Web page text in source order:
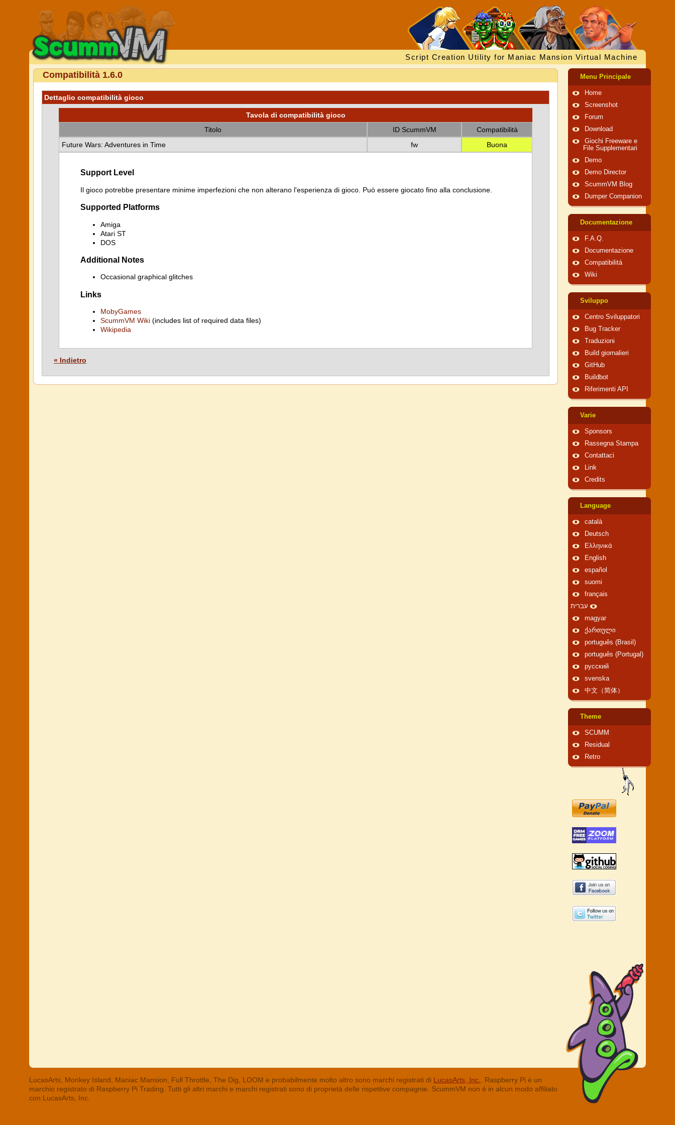
Script Creation Utility for Maniac Mansion Virtual Machine
Compatibilità 1.6.0
Dettaglio compatibilità gioco
Tavola di compatibilità gioco
Titolo
ID ScummVM
Compatibilità
Future Wars: Adventures in Time
fw Buona
Support Level
Il gioco potrebbe presentare minime imperfezioni che non alterano l'esperienza di gioco. Può essere giocato fino alla conclusione.
Supported Platforms
Amiga
Atari ST
DOS
Additional Notes
Occasional graphical glitches
Links
MobyGames
ScummVM Wiki (includes list of required data files)
Wikipedia
« Indietro
Menu Principale
Home
Screenshot
Forum
Download
Giochi Freeware e
File Supplementari
Demo
Demo Director
ScummVM Blog
Dumper Companion
Documentazione
F.A.Q.
Documentazione
Compatibilità
Wiki
Sviluppo
Centro Sviluppatori
Bug Tracker
Traduzioni
Build giornalieri
GitHub
Buildbot
Riferimenti API
Varie
Sponsors
Rassegna Stampa
Contattaci
Link
Credits
Language
català
Deutsch
Ελληνικά
English
español
suomi
français
עברית
magyar
ქართული
português (Brasil)
português (Portugal)
русский
svenska
中文（简体）
Theme
SCUMM
Residual
Retro
LucasArts, Monkey Island, Maniac Mansion, Full Throttle, The Dig, LOOM e probabilmente molto altro sono marchi registrati di LucasArts, Inc.
. Raspberry Pi è un
marchio registrato di Raspberry Pi Trading. Tutti gli altri marchi e marchi registrati sono di proprietà delle rispettive compagnie. ScummVM non è in alcun modo affiliato
con LucasArts, Inc.